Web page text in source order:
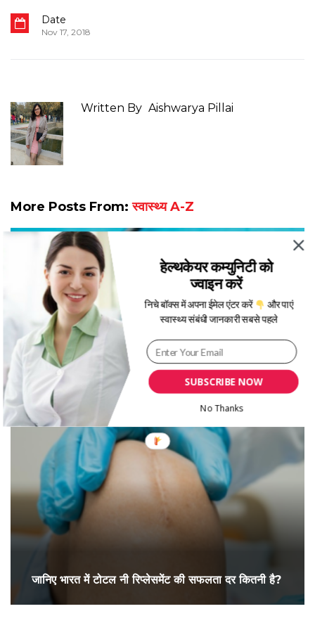
Date
Nov 17, 2018
Written By Aishwarya Pillai
More Posts From:स्वास्थ्य A-Z
जानिए भारत में हार्ट ट्यूमर के इलाज के लिए अच्छे अस्पताल
जानिए भारत में टोटल नी रिप्लेसमेंट की सफलता दर कितनी है?
SUBSCRIBE NOW
हेल्थकेयर कम्युनिटी को
ज्वाइन करें
निचे बॉक्स में अपना ईमेल एंटर करें
और पाएं
स्वास्थ्य संबंधी जानकारी सबसे पहले
No Thanks